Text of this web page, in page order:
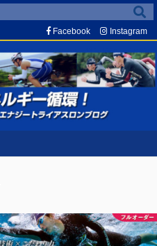
Facebook Instagram